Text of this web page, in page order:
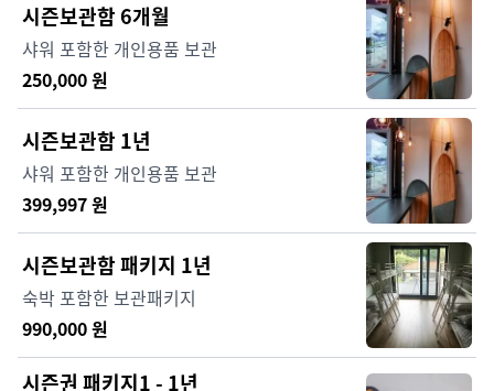
시즌보관함 6개월
샤워 포함한 개인용품 보관
250,000원
시즌보관함 1년
샤워 포함한 개인용품 보관
399,997원
시즌보관함 패키지 1년
숙박 포함한 보관패키지
990,000원
시즌권 패키지1 - 1년